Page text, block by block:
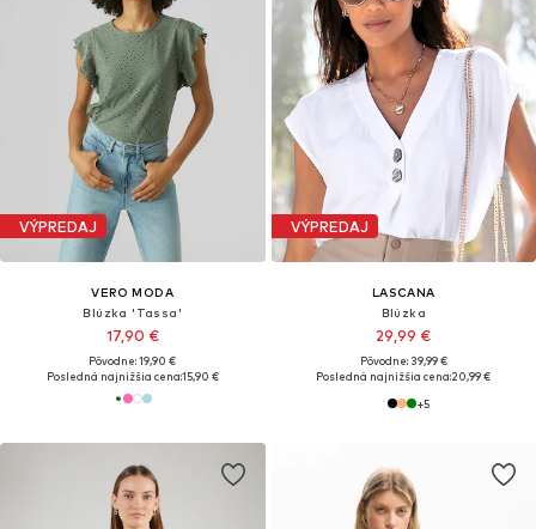
VÝPREDAJ
VERO MODA
Blúzka 'Tassa'
17,90 €
Pôvodne: 19,90 €
Posledná najnižšia cena:15,90 €
VÝPREDAJ
LASCANA
Blúzka
29,99 €
Pôvodne: 39,99 €
Posledná najnižšia cena:20,99 €
+5